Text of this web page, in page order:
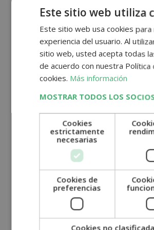
de un año. Este período proporciona
completa para los estudiantes que
esta área. Sin embargo, uno de los
de estos cursos es su flexibilidad. Los
la oportunidad de …Leer más
¿Qué hay que
para ser auxiliar de
veterinaria?
Para convertirte en auxiliar de
fundamental adquirir una formación
prepare para desempeñar diversas
Este sitio web utiliza
Este sitio web usa cookies
experiencia del usuario. Al
sitio web, usted acepta todas
de acuerdo con nuestra Política
cookies. Más información
MOSTRAR TODOS LOS
Cookies
estrictamente
necesarias
Cookies de
preferencias
Cookies no